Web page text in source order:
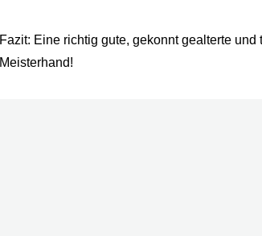
Fazit: Eine richtig gute, gekonnt gealterte
Meisterhand!